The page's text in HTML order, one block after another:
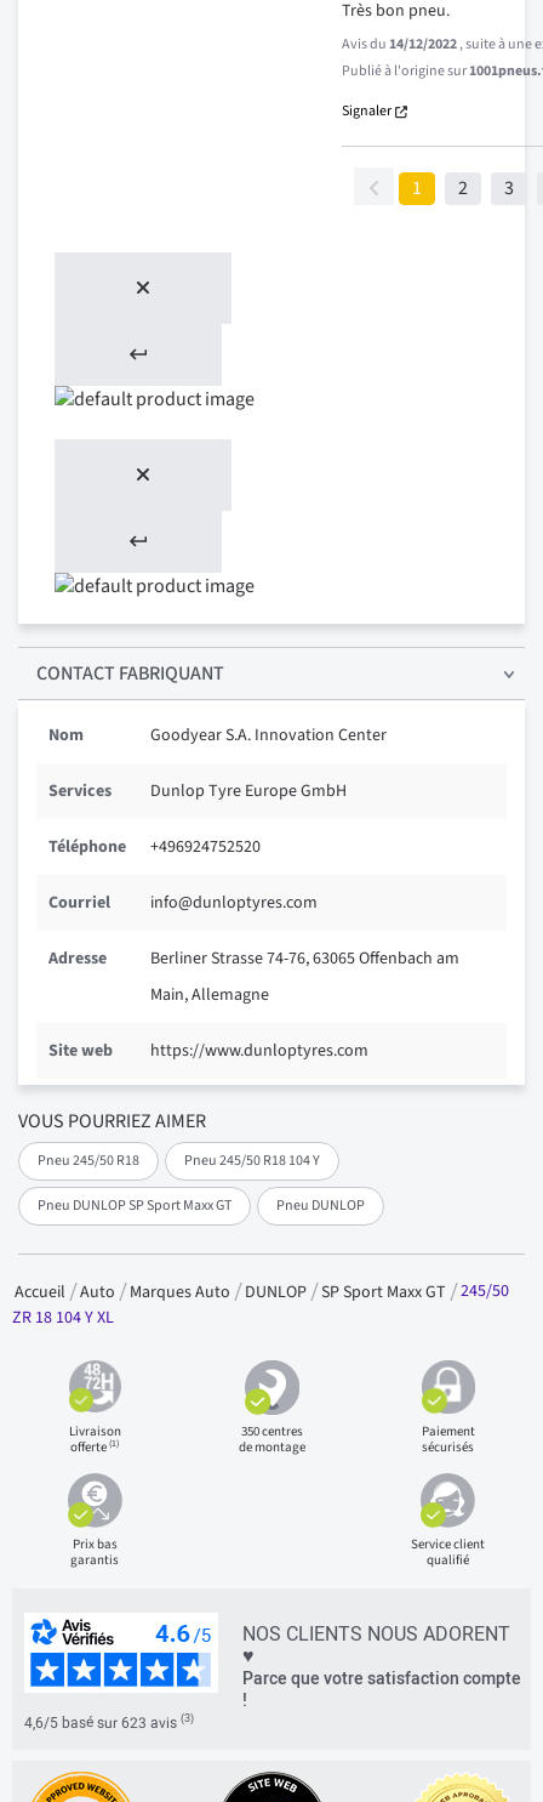
VOUS POURRIEZ AIMER
Pneu 245/50 R18 Pneu 245/50 R18 104 Y
Pneu DUNLOP SP Sport Maxx GT Pneu DUNLOP
Très bon pneu.
Avis du14/12/2022, suite à une
Publié à l'origine sur
Signaler
1 2 3
CONTACT FABRIQUANT
Nom Goodyear S.A. Innovation Center
Services Dunlop Tyre Europe GmbH
Téléphone +496924752520
Courriel info@dunloptyres.com
Adresse
Berliner Strasse 74-76, 63065 Offenbach am
Main, Allemagne
Site web https://www.dunloptyres.com
Accueil Auto Marques Auto DUNLOP SP Sport Maxx GT
245/50
ZR 18 104 Y XL
Livraison
offerte(1)
350 centres
de montage
Paiement
sécurisés
Prix bas
garantis
Service client
qualifié
NOS CLIENTS NOUS ADORENT
♥
Parce que votre satisfaction compte
!
4,6/5 basé sur 623 avis (3)